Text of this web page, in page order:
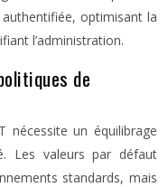
optimisant la
l’administration.
de
nécessite un équilibrage
Les valeurs par défaut
standards, mais